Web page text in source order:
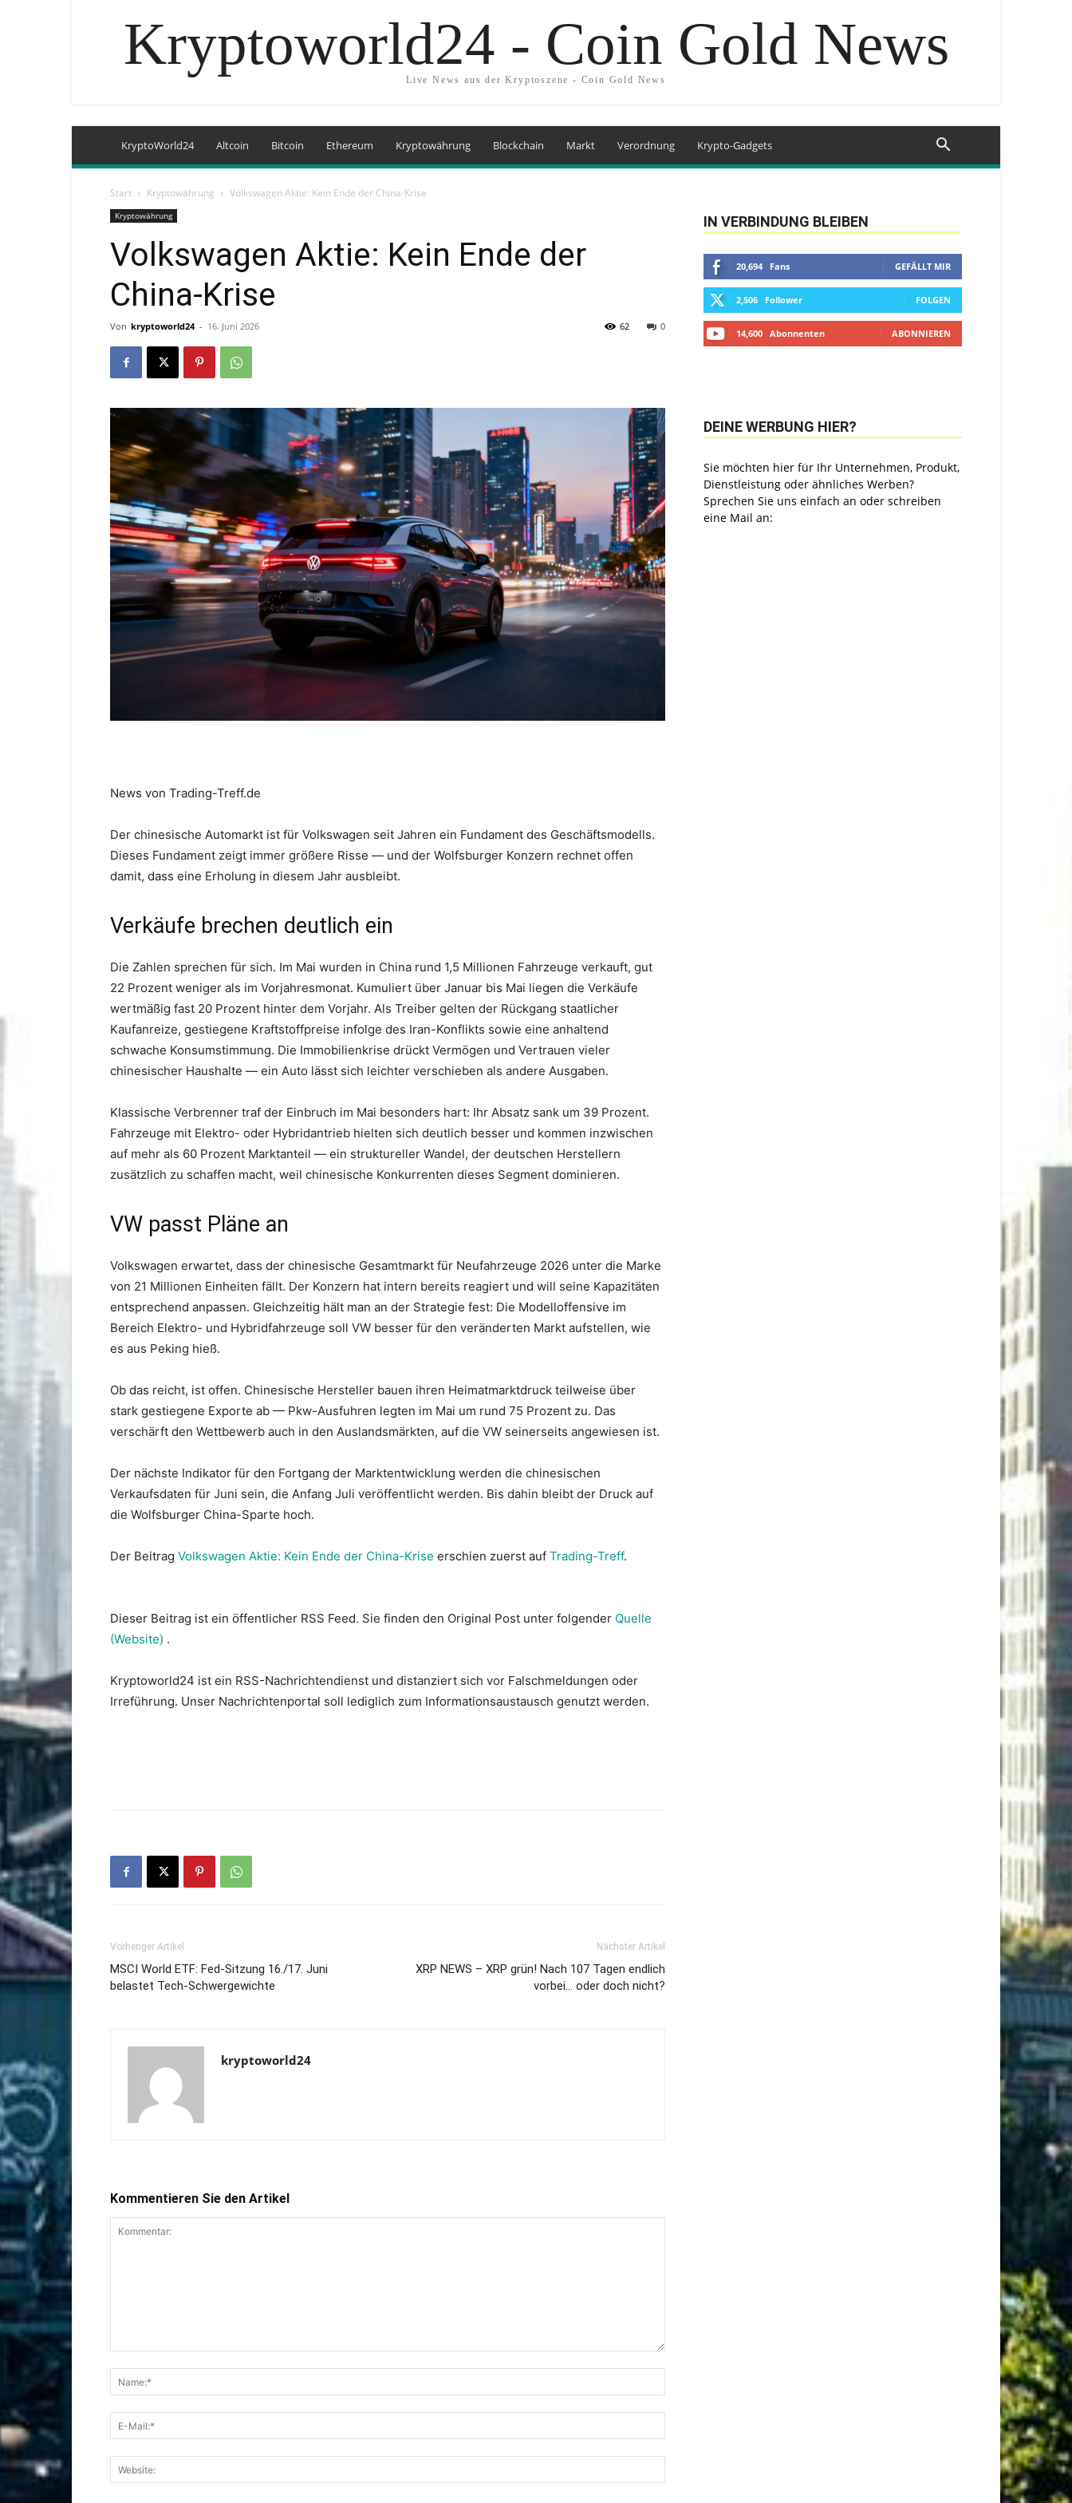
Kryptoworld24 - Coin Gold News
Live News aus der Kryptoszene - Coin Gold News
KryptoWorld24 Altcoin Bitcoin Ethereum Kryptowährung Blockchain Markt Verordnung Krypto-Gadgets
Start Kryptowährung Volkswagen Aktie: Kein Ende der China-Krise
Kryptowährung
Volkswagen Aktie: Kein Ende der
China-Krise
Von kryptoworld24 - 16. Juni 2026 0
62
News von Trading-Treff.de
Der chinesische Automarkt ist für Volkswagen seit Jahren ein Fundament des Geschäftsmodells.
Dieses Fundament zeigt immer größere Risse — und der Wolfsburger Konzern rechnet offen
damit, dass eine Erholung in diesem Jahr ausbleibt.
Verkäufe brechen deutlich ein
Die Zahlen sprechen für sich. Im Mai wurden in China rund 1,5 Millionen Fahrzeuge verkauft, gut
22 Prozent weniger als im Vorjahresmonat. Kumuliert über Januar bis Mai liegen die Verkäufe
wertmäßig fast 20 Prozent hinter dem Vorjahr. Als Treiber gelten der Rückgang staatlicher
Kaufanreize, gestiegene Kraftstoffpreise infolge des Iran-Konflikts sowie eine anhaltend
schwache Konsumstimmung. Die Immobilienkrise drückt Vermögen und Vertrauen vieler
chinesischer Haushalte — ein Auto lässt sich leichter verschieben als andere Ausgaben.
Klassische Verbrenner traf der Einbruch im Mai besonders hart: Ihr Absatz sank um 39 Prozent.
Fahrzeuge mit Elektro- oder Hybridantrieb hielten sich deutlich besser und kommen inzwischen
auf mehr als 60 Prozent Marktanteil — ein struktureller Wandel, der deutschen Herstellern
zusätzlich zu schaffen macht, weil chinesische Konkurrenten dieses Segment dominieren.
VW passt Pläne an
Volkswagen erwartet, dass der chinesische Gesamtmarkt für Neufahrzeuge 2026 unter die Marke
von 21 Millionen Einheiten fällt. Der Konzern hat intern bereits reagiert und will seine Kapazitäten
entsprechend anpassen. Gleichzeitig hält man an der Strategie fest: Die Modelloffensive im
Bereich Elektro- und Hybridfahrzeuge soll VW besser für den veränderten Markt aufstellen, wie
es aus Peking hieß.
Ob das reicht, ist offen. Chinesische Hersteller bauen ihren Heimatmarktdruck teilweise über
stark gestiegene Exporte ab — Pkw-Ausfuhren legten im Mai um rund 75 Prozent zu. Das
verschärft den Wettbewerb auch in den Auslandsmärkten, auf die VW seinerseits angewiesen ist.
Der nächste Indikator für den Fortgang der Marktentwicklung werden die chinesischen
Verkaufsdaten für Juni sein, die Anfang Juli veröffentlicht werden. Bis dahin bleibt der Druck auf
die Wolfsburger China-Sparte hoch.
Der Beitrag Volkswagen Aktie: Kein Ende der China-Krise erschien zuerst auf Trading-Treff.
Dieser Beitrag ist ein öffentlicher RSS Feed. Sie finden den Original Post unter folgender Quelle
(Website) .
Kryptoworld24 ist ein RSS-Nachrichtendienst und distanziert sich vor Falschmeldungen oder
Irreführung. Unser Nachrichtenportal soll lediglich zum Informationsaustausch genutzt werden.
Vorheriger Artikel
MSCI World ETF: Fed-Sitzung 16./17. Juni
belastet Tech-Schwergewichte
Nächster Artikel
XRP NEWS – XRP grün! Nach 107 Tagen endlich
vorbei… oder doch nicht?
kryptoworld24
Kommentieren Sie den Artikel
IN VERBINDUNG BLEIBEN
20,694 Fans GEFÄLLT MIR
2,506 Follower FOLGEN
14,600 Abonnenten ABONNIEREN
DEINE WERBUNG HIER?
Sie möchten hier für Ihr Unternehmen, Produkt,
Dienstleistung oder ähnliches Werben?
Sprechen Sie uns einfach an oder schreiben
eine Mail an: